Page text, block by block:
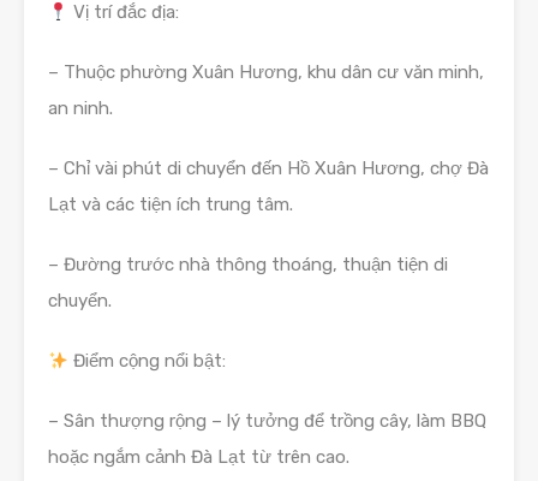
Vị trí đắc địa:
– Thuộc phường Xuân Hương, khu dân cư văn minh,
an ninh.
– Chỉ vài phút di chuyển đến Hồ Xuân Hương, chợ Đà
Lạt và các tiện ích trung tâm.
– Đường trước nhà thông thoáng, thuận tiện di
chuyển.
Điểm cộng nổi bật:
– Sân thượng rộng – lý tưởng để trồng cây, làm BBQ
hoặc ngắm cảnh Đà Lạt từ trên cao.